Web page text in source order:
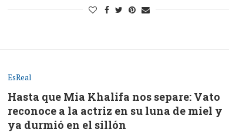
EsReal
Hasta que Mia Khalifa nos separe: Vato
reconoce a la actriz en su luna de miel y
ya durmió en el sillón